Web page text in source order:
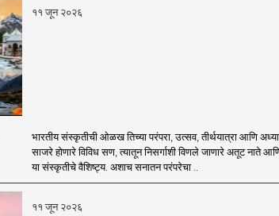
११ जून २०२६
भारतीय संस्कृतीची ओळख तिच्या परंपरा, उत्सव, तीर्थयात्रा आणि
साजरे होणारे विविध सण, त्यातून निसर्गाशी विणले जाणारे अतूट नाते
या संस्कृतीचे वैशिष्ट्य. अशाच सनातन परंपरेचा ..
११ जून २०२६